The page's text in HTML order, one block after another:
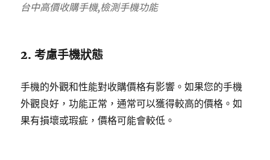
台中高價收購手機,檢測手機功能
2. 考慮手機狀態
手機的外觀和性能對收購價格有影響。如果您的手機
外觀良好，功能正常，通常可以獲得較高的價格。如
果有損壞或瑕疵，價格可能會較低。